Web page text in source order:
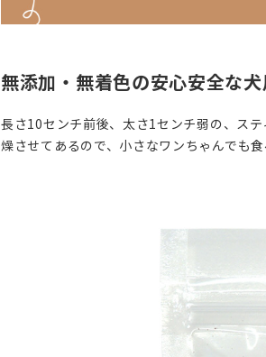
無添加・無着色の安心安全な犬
長さ10センチ前後、太さ1センチ弱の、ス
燥させてあるので、小さなワンちゃんでも食